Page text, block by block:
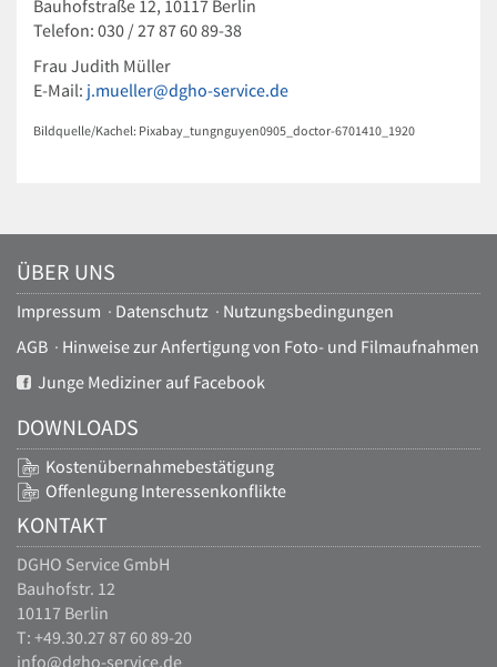
Bauhofstraße 12, 10117 Berlin
Telefon: 030 / 27 87 60 89-38
Frau Judith Müller
E-Mail: j.mueller@dgho-service.de
Bildquelle/Kachel: Pixabay_tungnguyen0905_doctor-6701410_1920
ÜBER UNS
Impressum · Datenschutz · Nutzungsbedingungen
AGB · Hinweise zur Anfertigung von Foto- und Filmaufnahmen
Junge Mediziner auf Facebook
DOWNLOADS
Kostenübernahmebestätigung
Offenlegung Interessenkonflikte
KONTAKT
DGHO Service GmbH
Bauhofstr. 12
10117 Berlin
T: +49.30.27 87 60 89-20
info@dgho-service.de